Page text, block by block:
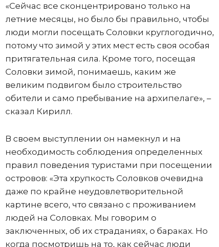
«Сейчас все сконцентрировано только на
летние месяцы, но было бы правильно, чтобы
люди могли посещать Соловки круглогодично,
потому что зимой у этих мест есть своя особая
притягательная сила. Кроме того, посещая
Соловки зимой, понимаешь, каким же
великим подвигом было строительство
обители и само пребывание на архипелаге», –
сказал Кирилл.
В своем выступлении он намекнул и на
необходимость соблюдения определенных
правил поведения туристами при посещении
островов: «Эта хрупкость Соловков очевидна
даже по крайне неудовлетворительной
картине всего, что связано с проживанием
людей на Соловках. Мы говорим о
заключенных, об их страданиях, о бараках. Но
когда посмотришь на то, как сейчас люди